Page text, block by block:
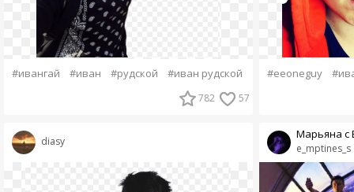
#ивангай #иван #рудской #иван рудской
782 57
diasy
#eeoneguy
e_mptines_s
Марьяна с